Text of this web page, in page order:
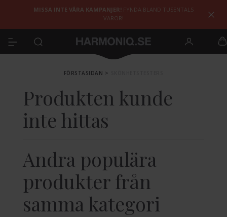
MISSA INTE VÅRA KAMPANJER! FYNDA BLAND TUSENTALS
VAROR!
FÖRSTASIDAN >
Produkten kunde
inte hittas
Andra populära
produkter från
samma kategori